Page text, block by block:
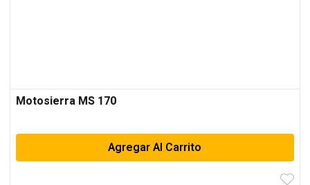
Motosierra MS 170
Agregar Al Carrito